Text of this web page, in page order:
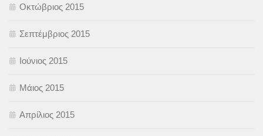
Οκτώβριος 2015
Σεπτέμβριος 2015
Ιούνιος 2015
Μάιος 2015
Απρίλιος 2015